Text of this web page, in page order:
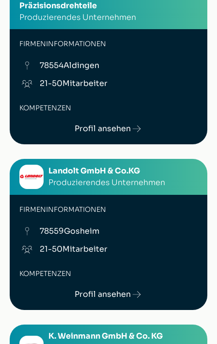
Präzisionsdrehteile
Produzierendes Unternehmen
FIRMENINFORMATIONEN
78554Aldingen
21-50Mitarbeiter
KOMPETENZEN
Profil ansehen
Landolt GmbH & Co.KG
Produzierendes Unternehmen
FIRMENINFORMATIONEN
78559Gosheim
21-50Mitarbeiter
KOMPETENZEN
Profil ansehen
K. Weinmann GmbH & Co. KG